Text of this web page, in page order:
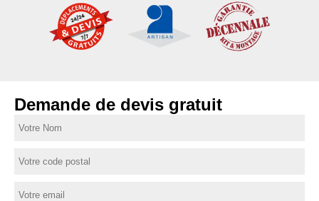
Demande de devis gratuit